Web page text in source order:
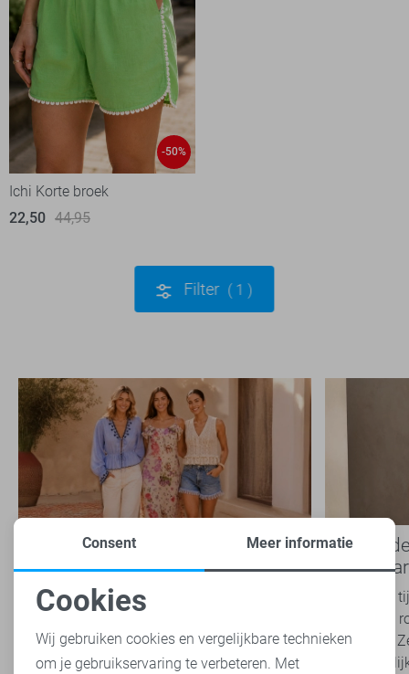
-50%
Ichi Korte broek
22,50 44,95
Filter 1
Boho Romance: de romantische
modetrend die je dit seizoen
overal ziet
Van luchtige jurken en broderie blouses tot
Romance trend is niet meer weg te denken uit
het modebeeld. Ook...
Basics:
iedere
Basics zijn
belangrijke
garderobe.
Noodzakelijke cookies
Personalisatie cookies
Consent Meer informatie
Cookies
Wij gebruiken cookies en vergelijkbare technieken
om je gebruikservaring te verbeteren. Met